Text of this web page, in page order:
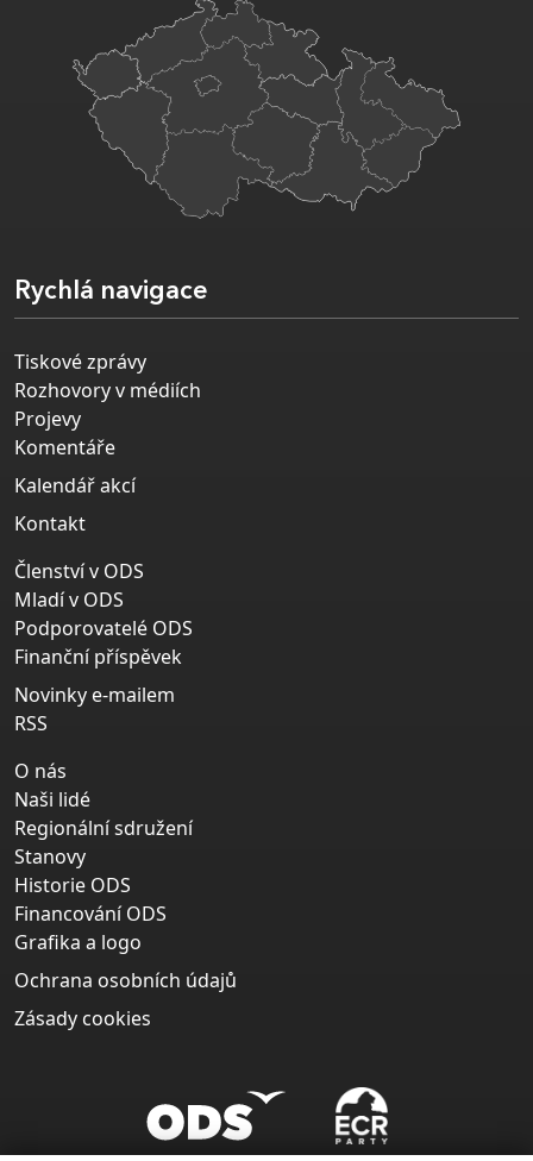
Rychlá navigace
Tiskové zprávy
Rozhovory v médiích
Projevy
Komentáře
Kalendář akcí
Kontakt
Členství v ODS
Mladí v ODS
Podporovatelé ODS
Finanční příspěvek
Novinky e-mailem
RSS
O nás
Naši lidé
Regionální sdružení
Stanovy
Historie ODS
Financování ODS
Grafika a logo
Ochrana osobních údajů
Zásady cookies